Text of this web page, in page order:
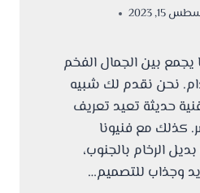
15, 2023
يجمع بين الجمال الفخم
نحن نقدم لك شبيه
حديثة تعيد تعريف
كذلك مع فنيونا
الرخام بالجنوب،
وجذاب للتصميم…